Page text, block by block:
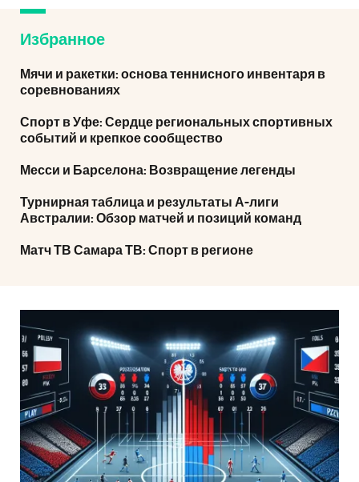
Избранное
Мячи и ракетки: основа теннисного инвентаря в
соревнованиях
Спорт в Уфе: Сердце региональных спортивных
событий и крепкое сообщество
Месси и Барселона: Возвращение легенды
Турнирная таблица и результаты А-лиги
Австралии: Обзор матчей и позиций команд
Матч ТВ Самара ТВ: Спорт в регионе